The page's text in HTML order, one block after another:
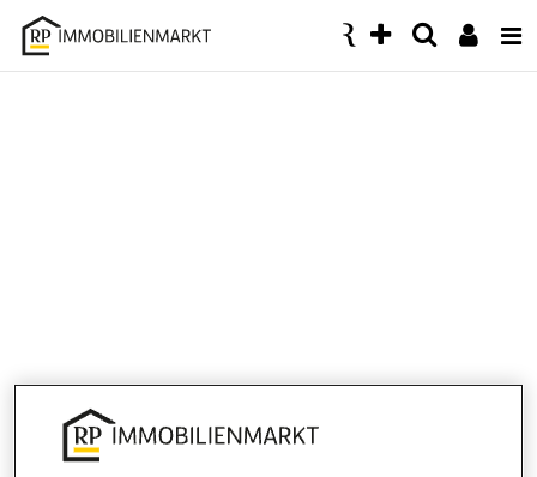
Accessibility
Modus
Kolumne
am 06.12.2025